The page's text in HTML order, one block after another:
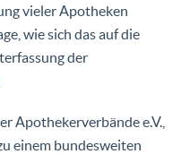
vieler Apotheken
wie sich das auf die
der
Apothekerverbände e.V.,
einem bundesweiten